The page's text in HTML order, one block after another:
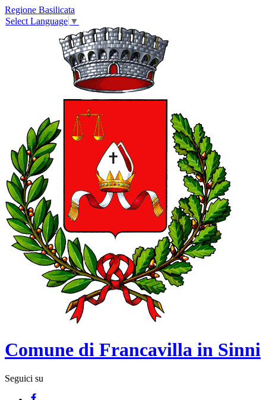
Regione Basilicata
Select Language ▼
Comune di Francavilla in Sinni
Seguici su